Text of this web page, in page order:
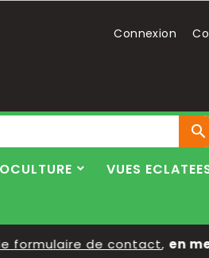
Connexion

VUES
de contact,en